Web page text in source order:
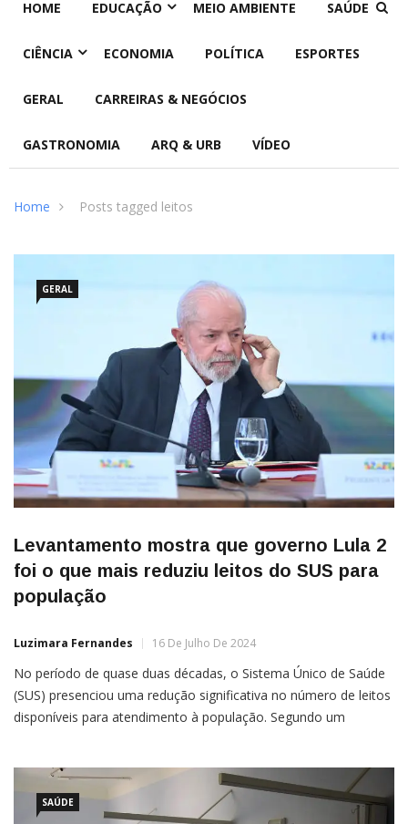
HOME EDUCAÇÃO MEIO AMBIENTE SAÚDE
CIÊNCIA ECONOMIA POLÍTICA ESPORTES
GERAL CARREIRAS & NEGÓCIOS
GASTRONOMIA ARQ & URB VÍDEO
Home Posts tagged leitos
GERAL
Levantamento mostra que governo Lula 2
foi o que mais reduziu leitos do SUS para
população
Luzimara Fernandes 16 De Julho De 2024
No período de quase duas décadas, o Sistema Único de Saúde
(SUS) presenciou uma redução significativa no número de leitos
disponíveis para atendimento à população. Segundo um
SAÚDE